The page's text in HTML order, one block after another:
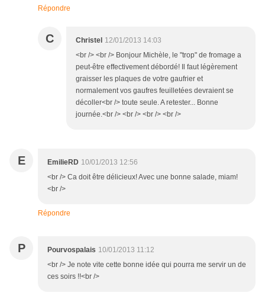
Répondre
C Christel 12/01/2013 14:03
<br /> <br /> Bonjour Michèle, le "trop" de fromage a
peut-être effectivement débordé! Il faut légèrement
graisser les plaques de votre gaufrier et
normalement vos gaufres feuilletées devraient se
décoller<br /> toute seule. A retester... Bonne
journée.<br /> <br /> <br /> <br />
E EmilieRD 10/01/2013 12:56
<br /> Ca doit être délicieux! Avec une bonne salade, miam!
<br />
Répondre
P Pourvospalais 10/01/2013 11:12
<br /> Je note vite cette bonne idée qui pourra me servir un de
ces soirs !!<br />